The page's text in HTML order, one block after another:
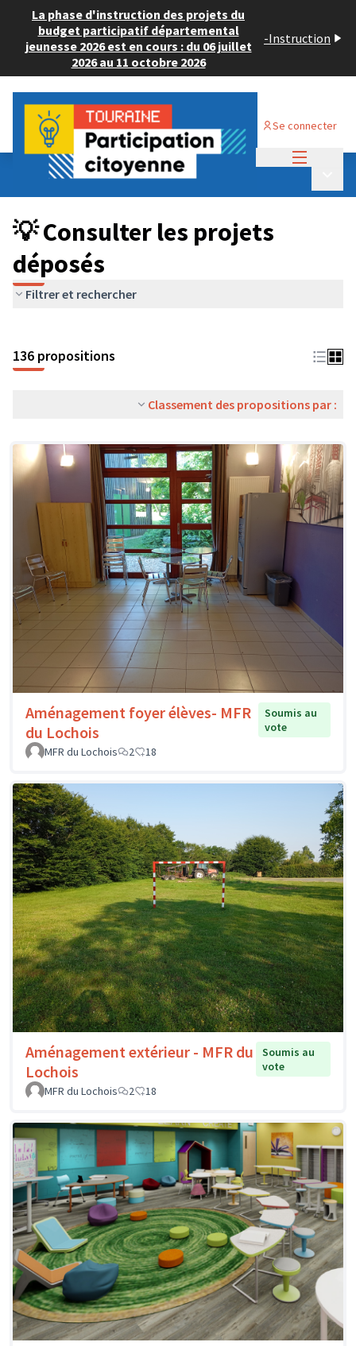
La phase d'instruction des projets du
budget participatif départemental
jeunesse 2026 est en cours : du 06 juillet
2026 au 11 octobre 2026
-Instruction
Se connecter
Budget Participatif JEUNESSE 2024
💡 Consulter les projets déposés
💡 Consulter les projets
déposés
Filtrer et rechercher
136 propositions
Classement des propositions par :
Aménagement foyer élèves- MFR
du Lochois
Soumis au
vote
MFR du Lochois
2 18
Aménagement extérieur - MFR du
Lochois
Soumis au
vote
MFR du Lochois
2 18